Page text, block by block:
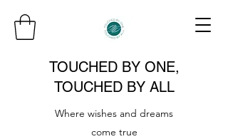
TOUCHED BY ONE,
TOUCHED BY ALL
Where wishes and dreams
come true